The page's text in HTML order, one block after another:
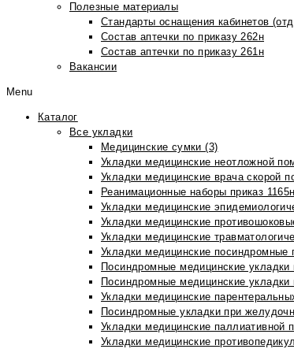
Полезные материалы
Стандарты оснащения кабинетов
Состав аптечки по приказу 262н
Состав аптечки по приказу 261н
Вакансии
Menu
Каталог
Все укладки
Медицинские сумки (3)
Укладки медицинские неотложной
Укладки медицинские врача скорой
Реанимационные наборы приказ
Укладки медицинские
Укладки медицинские
Укладки медицинские
Укладки медицинские посиндромные
Посиндромные медицинские
Посиндромные медицинские
Укладки медицинские
Посиндромные укладки при
Укладки медицинские
Укладки медицинские